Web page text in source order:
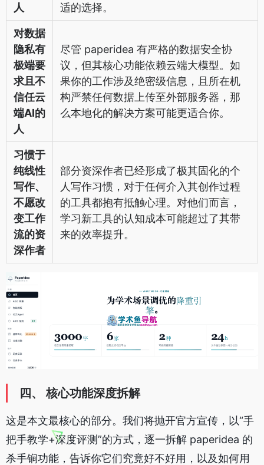
人
适的选择。
对数据
隐私有
极端要
求且不
信任云
端AI的
人
尽管 paperidea 有严格的数据安全协
议，但其核心功能依赖云端大模型。如
果你的工作涉及绝密级信息，且所在机
构严禁任何数据上传至外部服务器，那
么本地化的解决方案可能更适合你。
习惯于
纯线性
写作、
不愿改
变工作
流的资
深作者
部分资深作者已经形成了极其固化的个
人写作习惯，对于任何介入其创作过程
的工具都抱有抵触心理。对他们而言，
学习新工具的认知成本可能超过了其带
来的效率提升。
四、 核心功能深度拆解
这是本文最核心的部分。我们将抛开官方宣传，以“手
把手教学+深度评测”的方式，逐一拆解 paperidea 的
杀手锏功能，告诉你它们究竟好不好用，以及如何用